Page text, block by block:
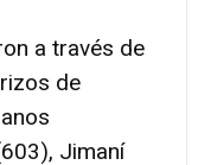
a través de
de
Jimaní